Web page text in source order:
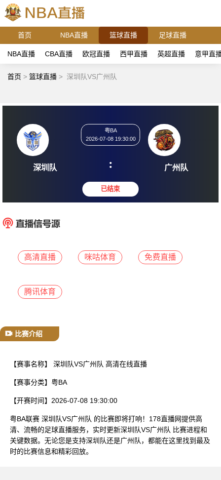
首页 NBA直播 篮球直播 足球直播
NBA直播 CBA直播 欧冠直播 西甲直播 英超直播 意甲直
首页 > 篮球直播 > 深圳队VS广州队
深圳队
2026-07-08 19:30:00
: 广
高清直播 咪咕体育 免费直播
腾讯体育
比赛介绍
【赛事名称】 深圳队VS广州队 高清在线直播
【赛事分类】 粤BA
【开赛时间】 2026-07-08 19:30:00
粤BA联赛 深圳队VS广州队 的比赛即将打响！178直播网提供高
清、流畅的足球直播服务，实时更新深圳队VS广州队 比赛进程和
关键数据。无论您是支持深圳队还是广州队，都能在这里找到最及
时的比赛信息和精彩回放。